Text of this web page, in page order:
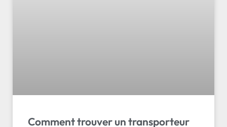
Comment trouver un transporteur